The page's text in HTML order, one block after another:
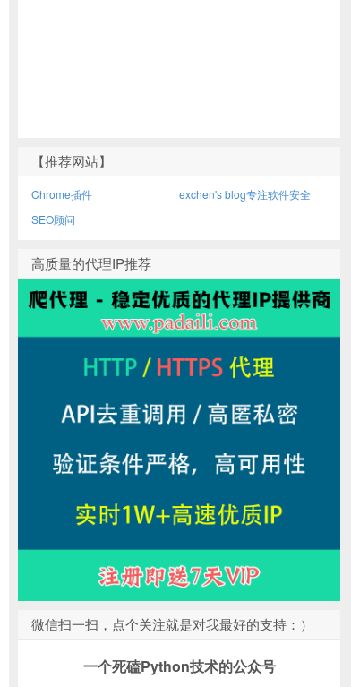
【推荐网站】
Chrome插件
exchen's blog专注软件安全
SEO顾问
高质量的代理IP推荐
微信扫一扫，点个关注就是对我最好的支持：）
一个死磕Python技术的公众号